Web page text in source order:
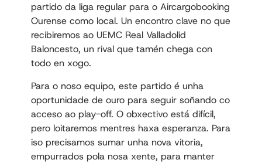
partido da liga regular para o Aircargobooking
Ourense como local. Un encontro clave no que
recibiremos ao UEMC Real Valladolid
Baloncesto, un rival que tamén chega con
todo en xogo.
Para o noso equipo, este partido é unha
oportunidade de ouro para seguir soñando co
acceso ao play-off. O obxectivo está difícil,
pero loitaremos mentres haxa esperanza. Para
iso precisamos sumar unha nova vitoria,
empurrados pola nosa xente, para manter